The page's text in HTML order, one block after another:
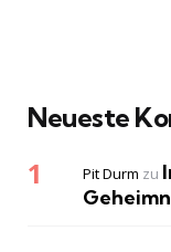
Neueste
Pit Durm zu